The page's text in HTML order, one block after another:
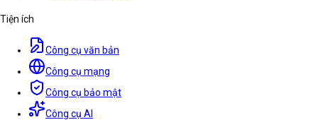
Tiện ích
Công cụ văn bản
Công cụ mạng
Công cụ bảo mật
Công cụ AI